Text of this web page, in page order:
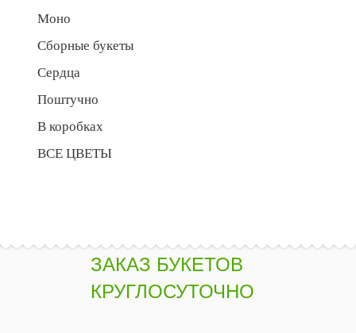
Моно
Сборные букеты
Сердца
Поштучно
В коробках
ВСЕ ЦВЕТЫ
ЗАКАЗ БУКЕТОВ
КРУГЛОСУТОЧНО